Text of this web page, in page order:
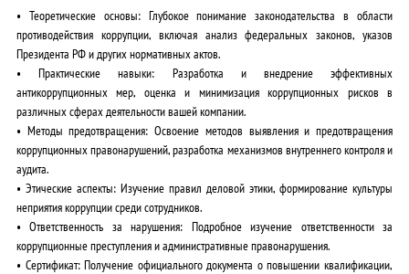
• Теоретические основы:Глубокое понимание законодательства в области
противодействия коррупции, включая анализ федеральных законов, указов
Президента РФ и других нормативных актов.
•Практические навыки: Разработка и внедрение эффективных
антикоррупционных мер, оценка и минимизация коррупционных рисков в
различных сферах деятельности вашей компании.
• Методы предотвращения: Освоение методов выявления и предотвращения
коррупционных правонарушений, разработка механизмов внутреннего контроля и
аудита.
• Этические аспекты: Изучение правил деловой этики, формирование культуры
неприятия коррупции среди сотрудников.
•Ответственность за нарушения: Подробное изучение ответственности за
коррупционные преступления и административные правонарушения.
• Сертификат:Получение официального документа о повышении квалификации,